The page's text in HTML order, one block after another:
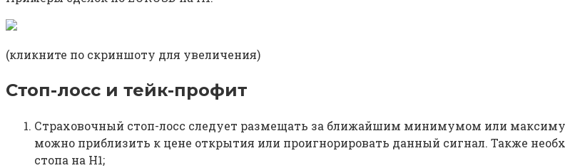
(кликните по скриншоту для увеличения)
Стоп-лосс и тейк-профит
Страховочный стоп-лосс следует размещать за ближайшим минимумом или
можно приблизить к цене открытия или проигнорировать данный сигнал. Также
стопа на H1;